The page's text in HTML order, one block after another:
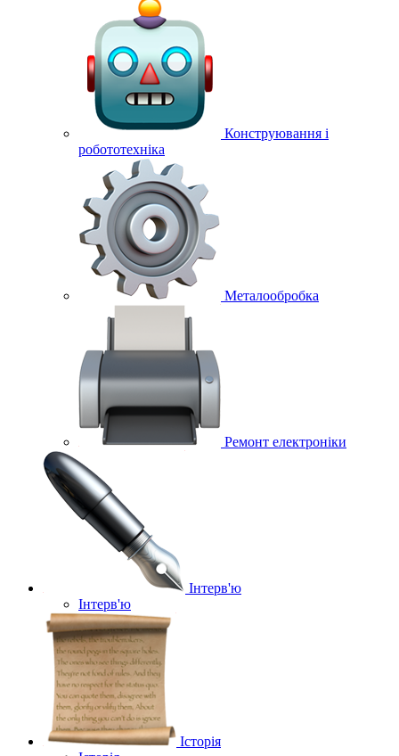
Конструювання і
робототехніка
Металообробка
Ремонт електроніки
Інтерв'ю
Інтерв'ю
Історія